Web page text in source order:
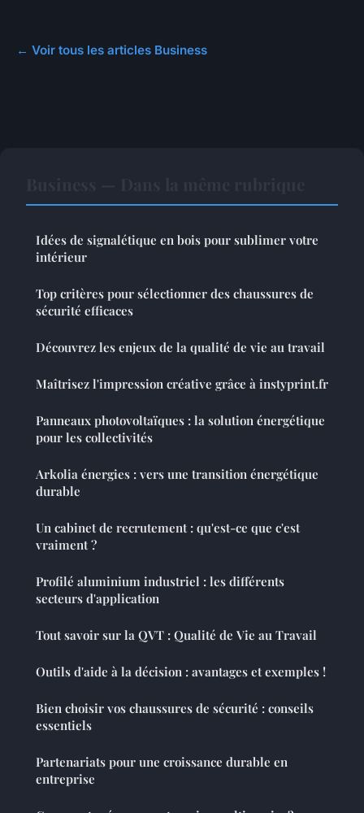
← Voir tous les articles Business
Idées de signalétique en bois pour sublimer votre
intérieur
Top critères pour sélectionner des chaussures de
sécurité efficaces
Découvrez les enjeux de la qualité de vie au travail
Maîtrisez l'impression créative grâce à instyprint.fr
Panneaux photovoltaïques : la solution énergétique
pour les collectivités
Arkolia énergies : vers une transition énergétique
durable
Un cabinet de recrutement : qu'est-ce que c'est
vraiment ?
Profilé aluminium industriel : les différents
secteurs d'application
Tout savoir sur la QVT : Qualité de Vie au Travail
Outils d'aide à la décision : avantages et exemples !
Bien choisir vos chaussures de sécurité : conseils
essentiels
Partenariats pour une croissance durable en
entreprise